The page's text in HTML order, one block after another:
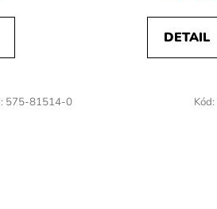
DETAIL
575-81514-0 Kód: